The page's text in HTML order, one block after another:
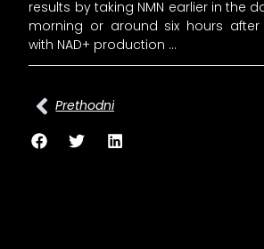
results by taking NMN earlier in the
morning or around six hours
with NAD+ production …
Prev
Prethodni